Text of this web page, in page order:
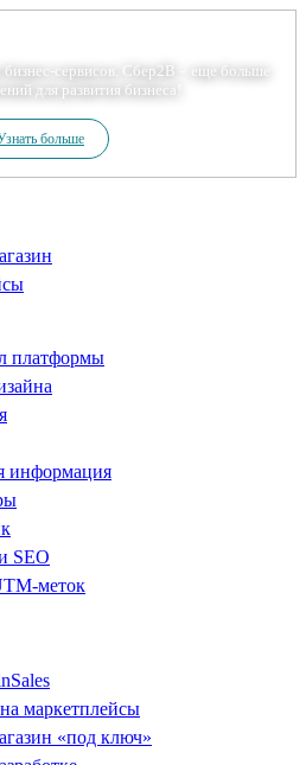
бизнес-сервисов. Сбер2В – еще больше
для развития бизнеса!
больше
платформы
информация
SEO
меток
маркетплейсы
«под ключ»